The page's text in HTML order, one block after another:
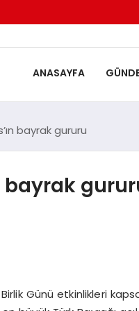
ANASAYFA
bayrak gururu
bayrak
Günü etkinlikleri